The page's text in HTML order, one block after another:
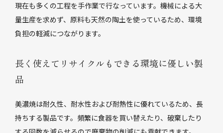
現在も多くの工程を手作業で行なっています。機械による大
量生産を求めず、原料も天然の陶土を使っているため、環境
負担の軽減につながります。
長く使えてリサイクルもできる環境に優しい製
品
美濃焼は耐久性、耐水性および耐熱性に優れているため、長
持ちする製品です。頻繁に食器を買い替えたり、破棄したり